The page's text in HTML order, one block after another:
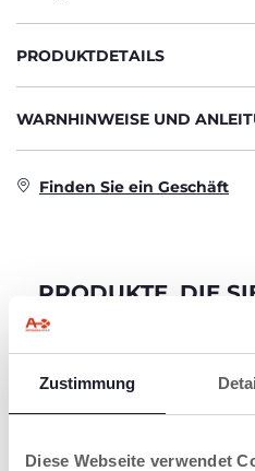
Zustimmung
Diese Webseite verwendet
PRODUKTDETAILS
WARNHINWEISE UND
Finden Sie ein Geschäft
PRODUKTE, DIE